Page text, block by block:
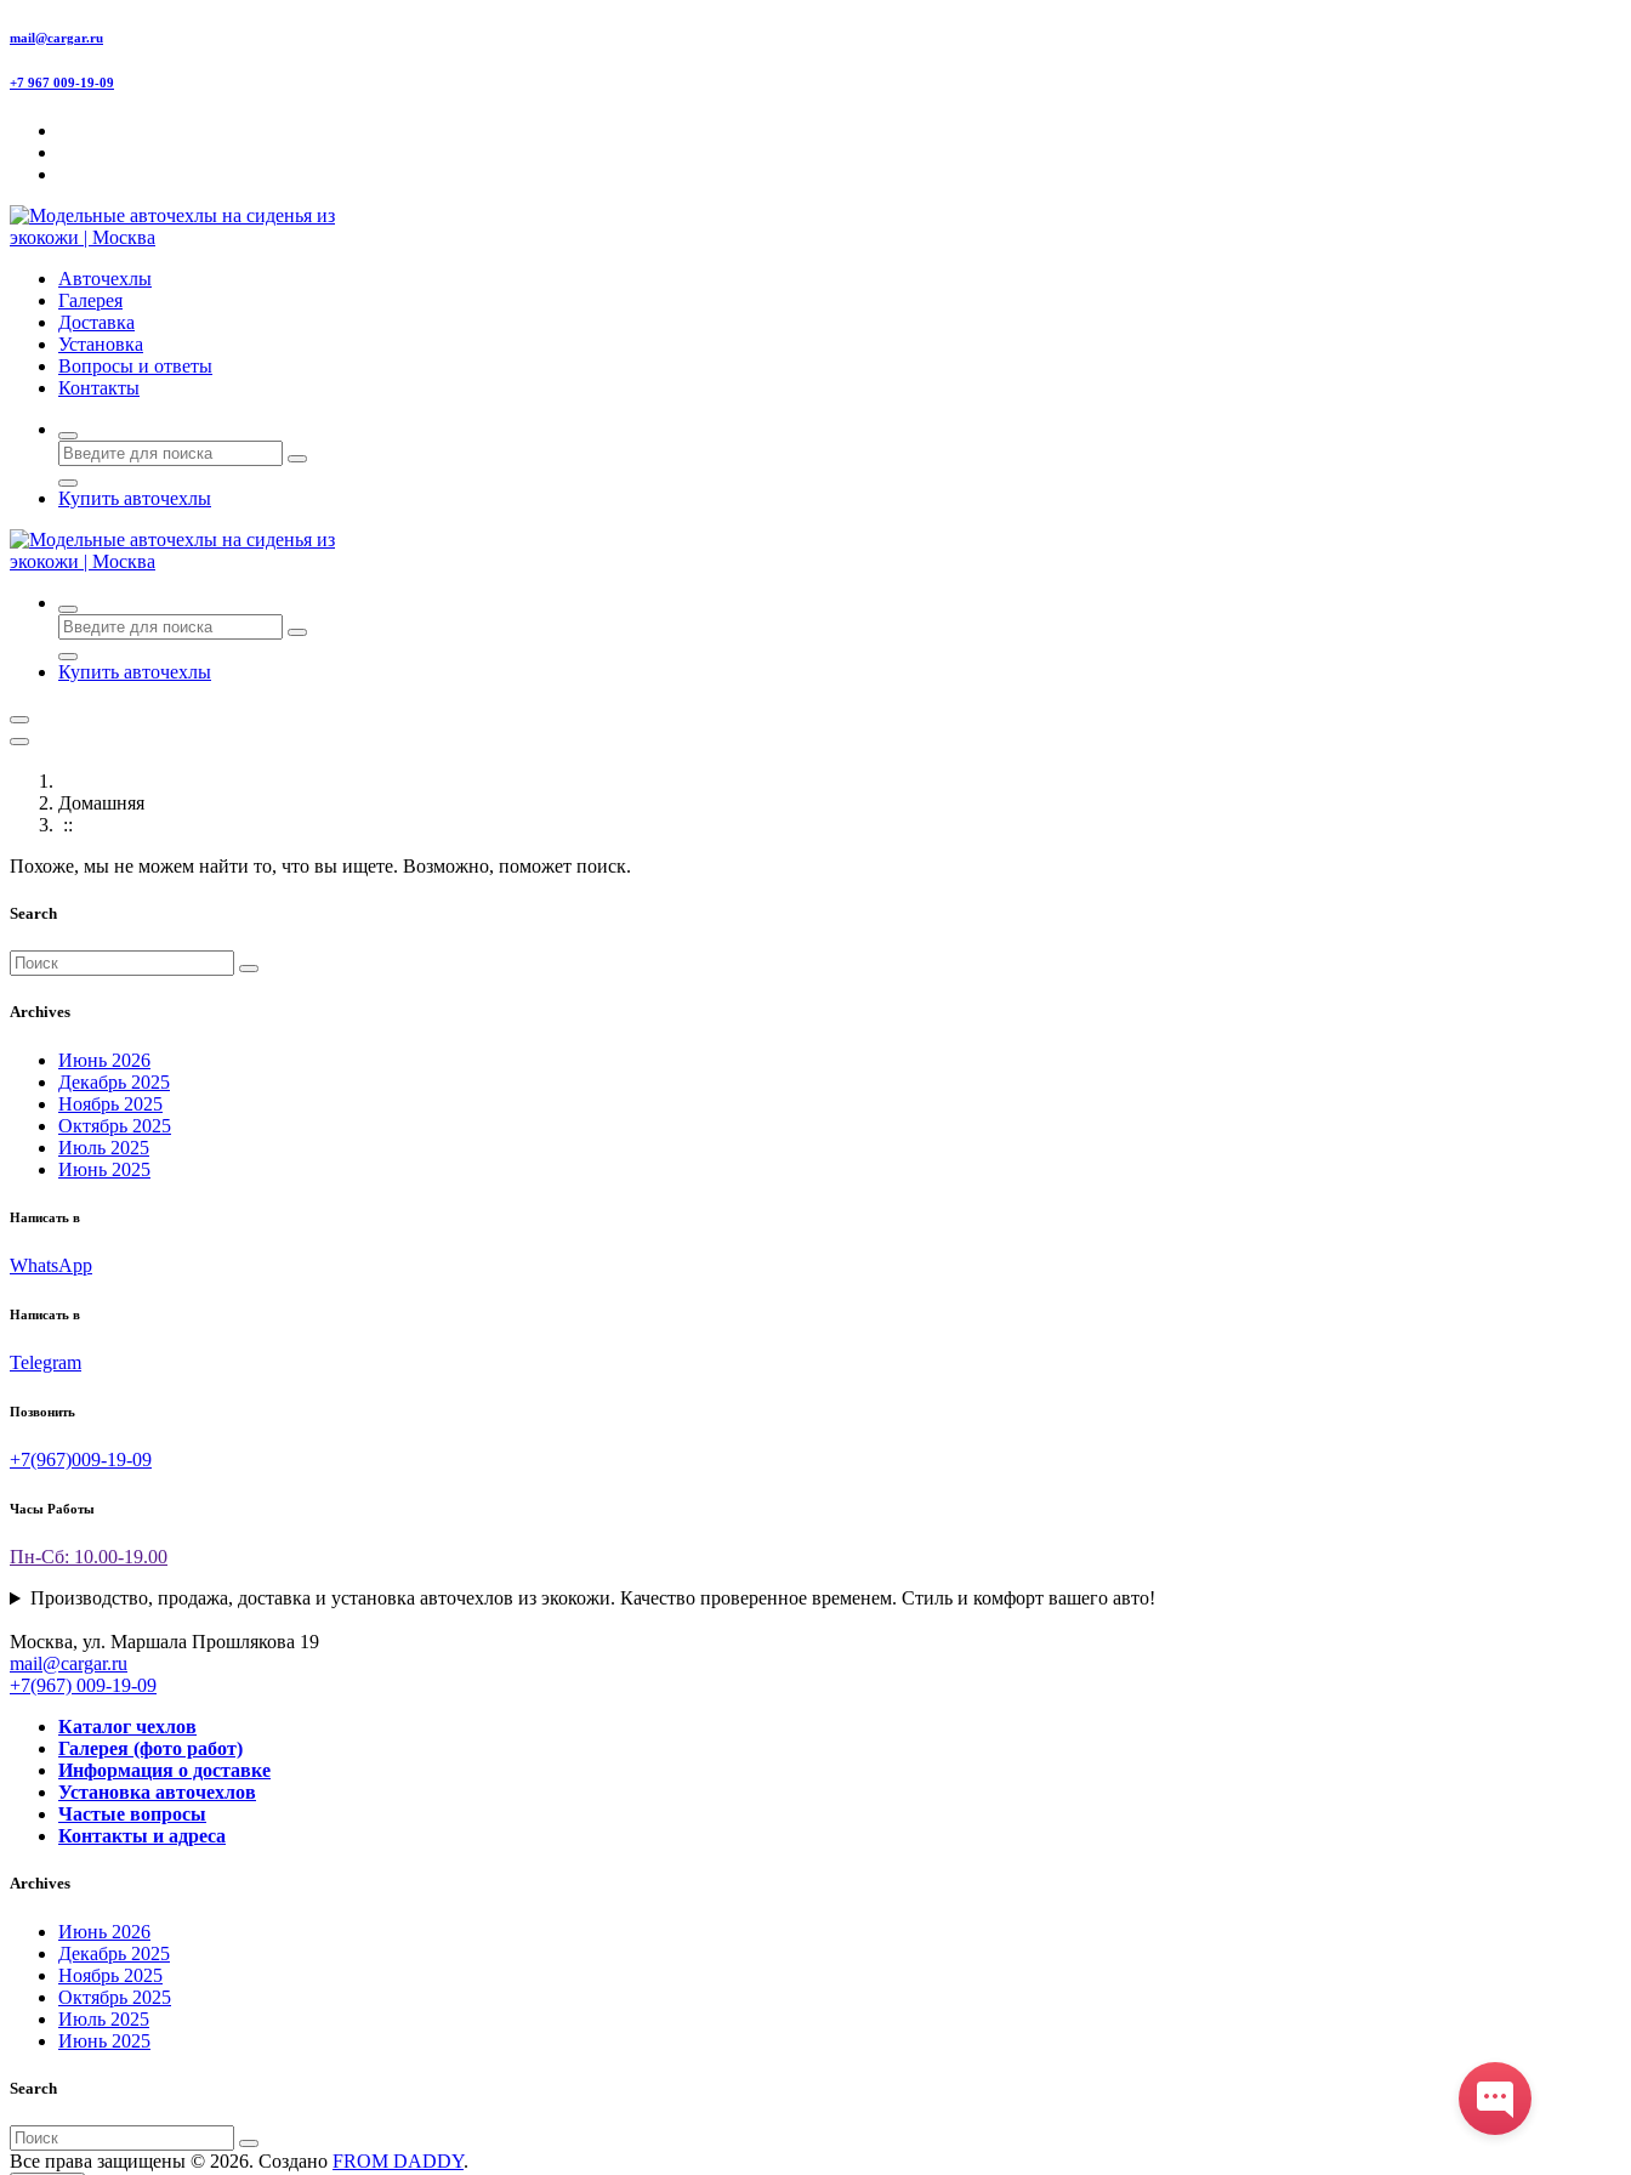
Перейти
содержимому
mail@cargar.ru
+7 967 009-19-09
Авточехлы с доставкой и установкой в Москве
Авточехлы
Галерея
Доставка
Установка
Вопросы и ответы
Контакты
Купить авточехлы
Авточехлы с доставкой и установкой в Москве
Купить авточехлы
Домашняя
::
Похоже, мы не можем найти то, что вы ищете. Возможно, поможет поиск.
Search
Поиск
для:
Archives
Июнь 2026
Декабрь 2025
Ноябрь 2025
Октябрь 2025
Июль 2025
Июнь 2025
Написать в
WhatsApp
Написать в
Telegram
Позвонить
+7(967)009-19-09
Часы Работы
Пн-Сб: 10.00-19.00
Производство, продажа, доставка и установка авточехлов из экокожи. Качество проверенное временем. Стиль и комфорт вашего авто!
Москва, ул. Маршала Прошлякова 19
mail@cargar.ru
+7(967) 009-19-09
Каталог чехлов
Галерея (фото работ)
Информация о доставке
Установка авточехлов
Частые вопросы
Контакты и адреса
Archives
Июнь 2026
Декабрь 2025
Ноябрь 2025
Октябрь 2025
Июль 2025
Июнь 2025
Search
Поиск
для:
Все права защищены © 2026. Создано FROM DADDY.